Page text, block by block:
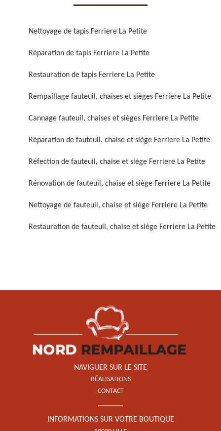
chaise et siège 59
chaise et siège 59
Rénovation de fauteuil,
Nettoyage de fauteuil,
Nettoyage de tapis Ferriere La Petite
Réparation de tapis Ferriere La Petite
Restauration de tapis Ferriere La Petite
Rempaillage fauteuil, chaises et sièges Ferriere La Petite
Cannage fauteuil, chaises et sièges Ferriere La Petite
Réparation de fauteuil, chaise et siège Ferriere La Petite
Réfection de fauteuil, chaise et siège Ferriere La Petite
Rénovation de fauteuil, chaise et siège Ferriere La Petite
Nettoyage de fauteuil, chaise et siège Ferriere La Petite
Restauration de fauteuil, chaise et siège Ferriere La Petite
NAVIGUER SUR LE SITE
RÉALISATIONS
CONTACT
INFORMATIONS SUR VOTRE BOUTIQUE